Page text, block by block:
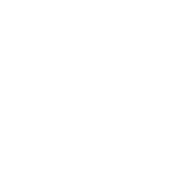
fiber glass/rattan με